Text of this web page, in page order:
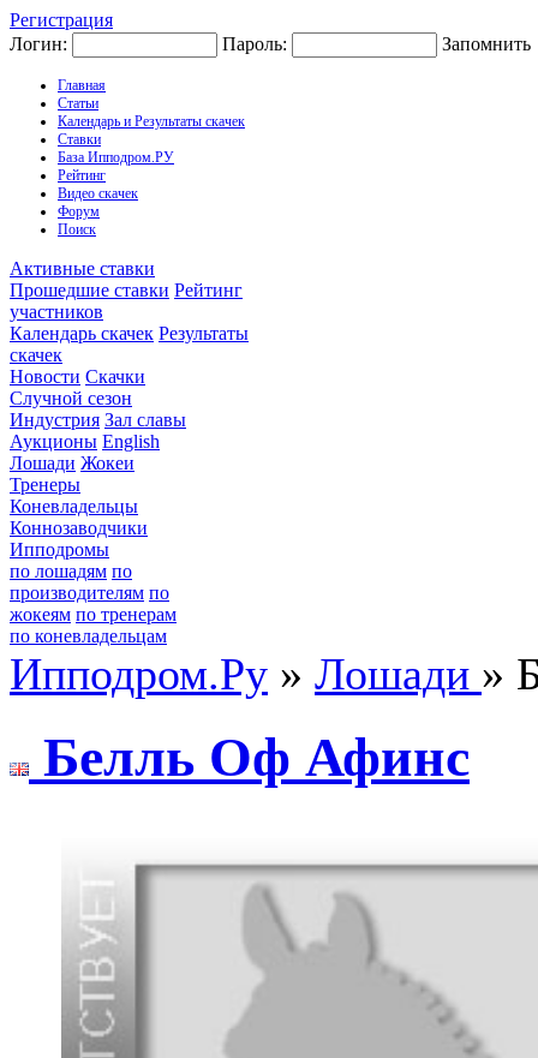
Регистрация
Логин:
Пароль: Запомнить
Главная
Статьи
Календарь и Результаты скачек
Ставки
База Ипподром.РУ
Рейтинг
Видео скачек
Форум
Поиск
Активные ставки
Прошедшие ставки Рейтинг
участников
Календарь скачек Результаты
скачек
Новости Скачки
Случной сезон
Индустрия Зал славы
Аукционы English
Лошади Жокеи
Тренеры
Коневладельцы
Коннозаводчики
Ипподромы
по лошадям по
производителям по
жокеям по тренерам
по коневладельцам
Ипподром.Ру » Лошади »
Бeлль Oф Афинс